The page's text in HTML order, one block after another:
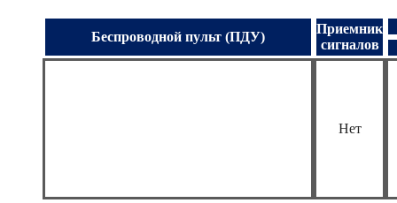
Беспроводной пульт (ПДУ)
Приемник
сигналов
Нет